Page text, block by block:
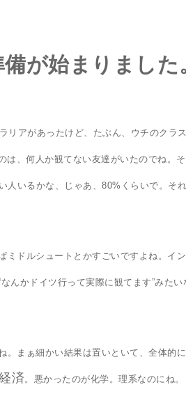
が始まりました
リアがあったけど、たぶん、ウチのクラ
、何人か観てない友達がいたのでね。
人いるかな、じゃあ、80%くらいで。そ
ミドルシュートとかすごいですよね。イ
んかドイツ行って実際に観てます”みたい
まぁ細かい結果は置いといて、全体的に
済。悪かったのが化学。理系なのにね。